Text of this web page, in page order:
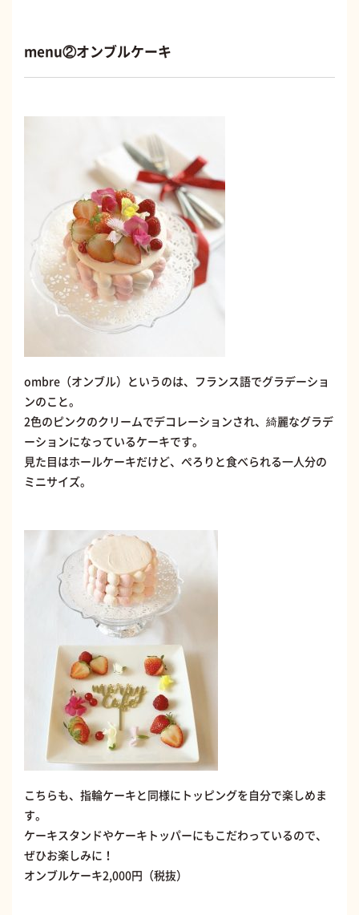
menu②オンブルケーキ
ombre（オンブル）というのは、フランス語でグラデーショ
ンのこと。
2色のピンクのクリームでデコレーションされ、綺麗なグラデ
ーションになっているケーキです。
見た目はホールケーキだけど、ぺろりと食べられる一人分の
ミニサイズ。
こちらも、指輪ケーキと同様にトッピングを自分で楽しめま
す。
ケーキスタンドやケーキトッパーにもこだわっているので、
ぜひお楽しみに！
オンブルケーキ2,000円（税抜）